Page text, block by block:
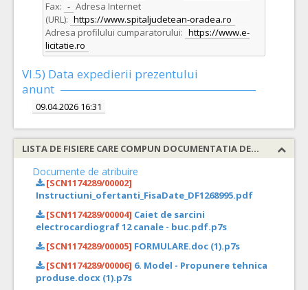
Fax: - Adresa Internet
(URL): https://www.spitaljudetean-oradea.ro
Adresa profilului cumparatorului: https://www.e-
licitatie.ro
VI.5) Data expedierii prezentului
anunt
09.04.2026 16:31
LISTA DE FISIERE CARE COMPUN DOCUMENTATIA DE ATRIBUIRE
Documente de atribuire
[SCN1174289/00002]
Instructiuni_ofertanti_FisaDate_DF1268995.pdf
[SCN1174289/00004] Caiet de sarcini
electrocardiograf 12 canale - buc.pdf.p7s
[SCN1174289/00005] FORMULARE.doc (1).p7s
[SCN1174289/00006] 6. Model - Propunere tehnica
produse.docx (1).p7s